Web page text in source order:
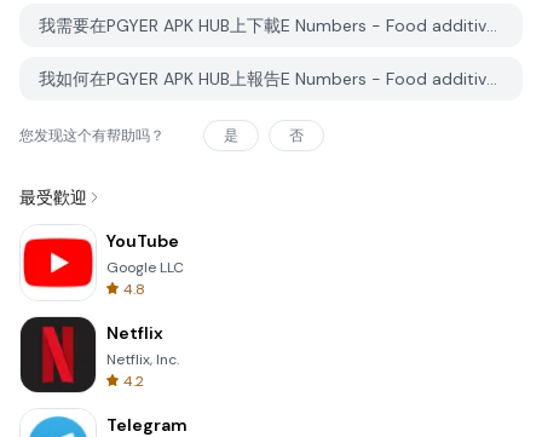
我需要在PGYER APK HUB上下載E Numbers - Food additives時需要帳戶嗎？
我如何在PGYER APK HUB上報告E Numbers - Food additives的問題？
您发现这个有帮助吗？ 是 否
最受歡迎
YouTube
Google LLC
4.8
Netflix
Netflix, Inc.
4.2
Telegram